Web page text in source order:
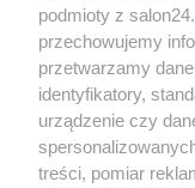
Społeczeństwo
Kultura
podmioty z
przechowujemy
przetwarzamy
identyfikatory,
urządzenie czy
treści, pomiar